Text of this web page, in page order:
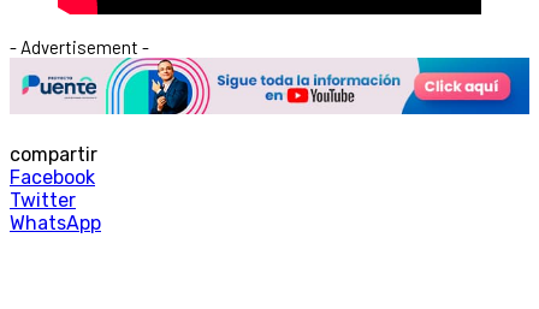
- Advertisement -
compartir
Facebook
Twitter
WhatsApp